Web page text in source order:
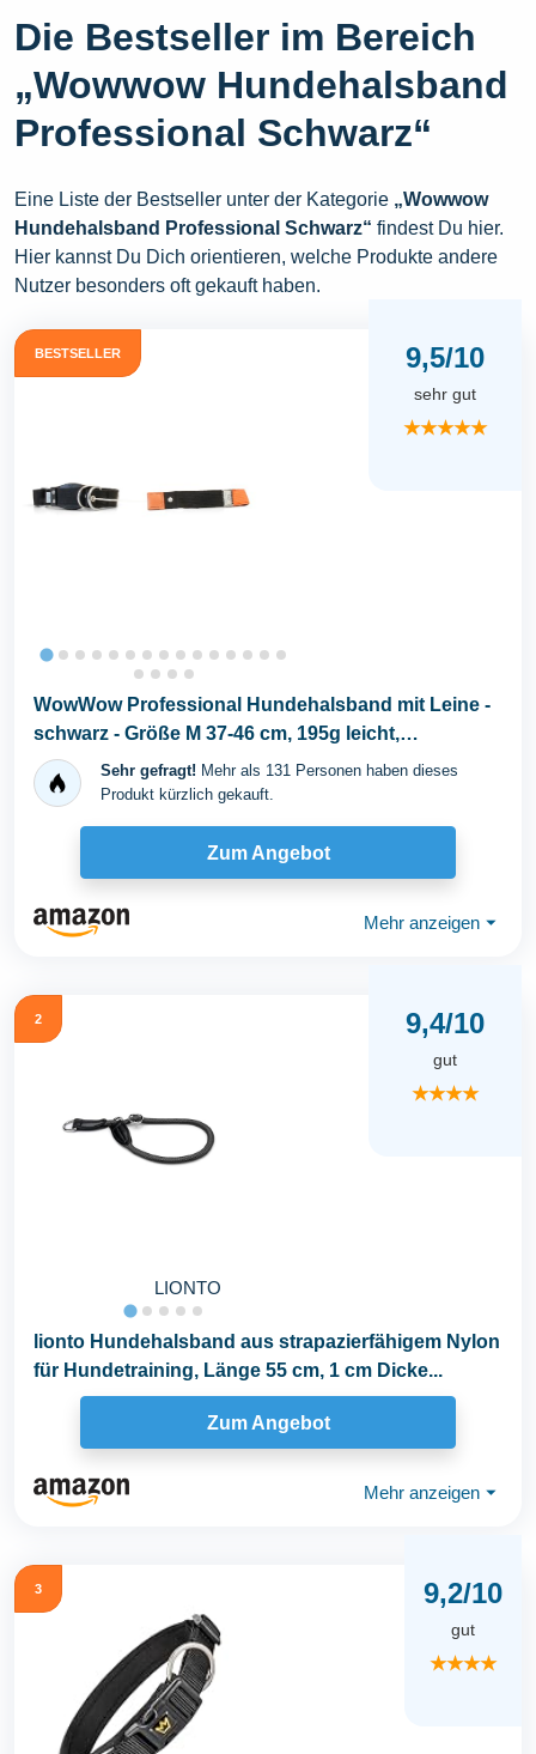
Die Bestseller im Bereich
„Wowwow Hundehalsband
Professional Schwarz“
Eine Liste der Bestseller unter der Kategorie „Wowwow
Hundehalsband Professional Schwarz“ findest Du hier.
Hier kannst Du Dich orientieren, welche Produkte andere
Nutzer besonders oft gekauft haben.
BESTSELLER 9,5/10
sehr gut
★★★★★
WowWow Professional Hundehalsband mit Leine -
schwarz - Größe M 37-46 cm, 195g leicht,
innovatives...Sehr gefragt! Mehr als 131 Personen haben dieses
Produkt kürzlich gekauft.
Zum Angebot
Mehr anzeigen ⏷
2
LIONTO
9,4/10
gut
★★★★
lionto Hundehalsband aus strapazierfähigem Nylon
für Hundetraining, Länge 55 cm, 1 cm Dicke...
Zum Angebot
Mehr anzeigen ⏷
3 9,2/10
gut
★★★★